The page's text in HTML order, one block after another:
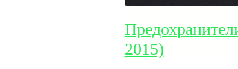
2015)